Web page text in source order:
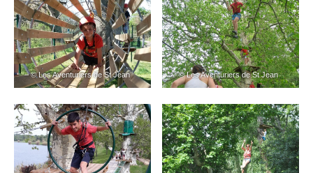
– © Les Aventuriers de St Jean – © Les Aventuriers de St Jean